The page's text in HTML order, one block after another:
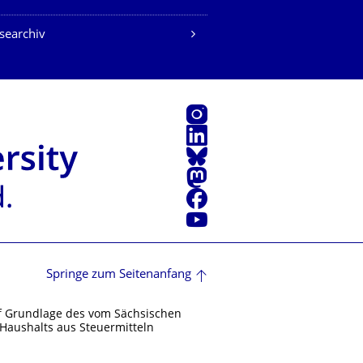
Instagram
LinkedIn
Bluesky
Mastodon
Facebook
Youtube
Springe zum Seitenanfang
des vom Sächsischen
aus Steuermitteln